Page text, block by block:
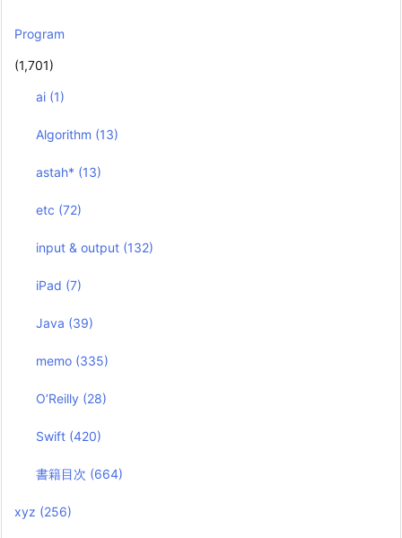
Program
(1,701)
ai (1)
Algorithm (13)
astah* (13)
etc (72)
input & output (132)
iPad (7)
Java (39)
memo (335)
O’Reilly (28)
Swift (420)
書籍目次 (664)
xyz (256)